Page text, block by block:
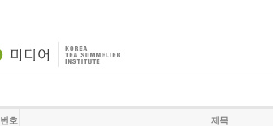
번호 제목